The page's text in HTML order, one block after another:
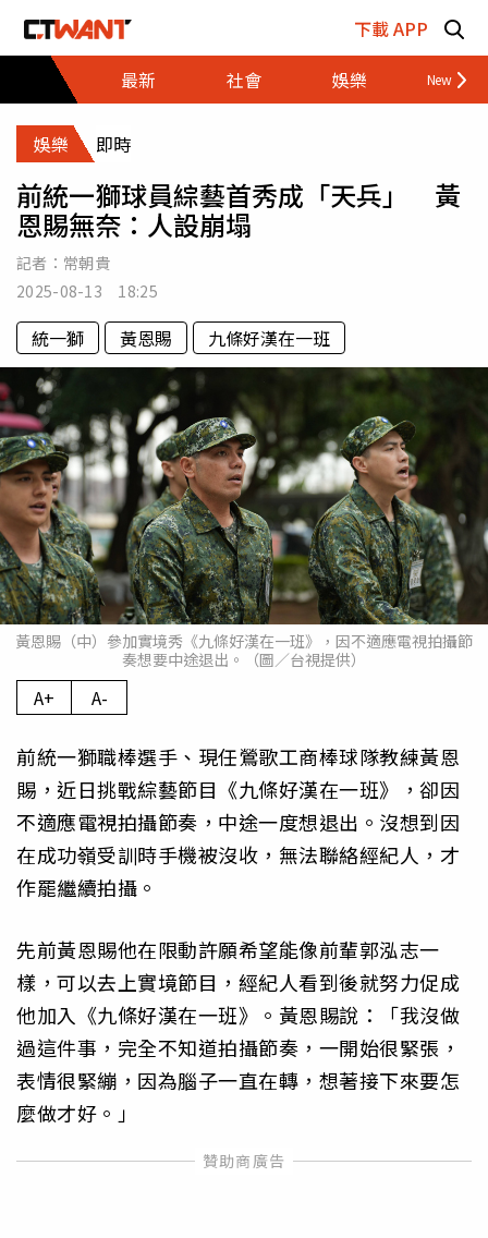
下載 APP
最新
社會 娛樂 財經
娛樂 即時
前統一獅球員綜藝首秀成「天兵」 黃
恩賜無奈：人設崩塌
記者： 常朝貴
2025-08-13 18:25
統一獅 黃恩賜 九條好漢在一班
黃恩賜（中）參加實境秀《九條好漢在一班》，因不適應電視拍攝節
奏想要中途退出。（圖／台視提供）
A+ A-
前統一獅職棒選手、現任鶯歌工商棒球隊教練黃恩
賜，近日挑戰綜藝節目《九條好漢在一班》，卻因
不適應電視拍攝節奏，中途一度想退出。沒想到因
在成功嶺受訓時手機被沒收，無法聯絡經紀人，才
作罷繼續拍攝。
先前黃恩賜他在限動許願希望能像前輩郭泓志一
樣，可以去上實境節目，經紀人看到後就努力促成
他加入《九條好漢在一班》。黃恩賜說：「我沒做
過這件事，完全不知道拍攝節奏，一開始很緊張，
表情很緊繃，因為腦子一直在轉，想著接下來要怎
麼做才好。」